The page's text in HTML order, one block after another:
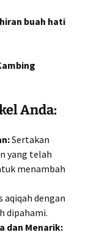
buah hati
Anda:
Sertakan
yang telah
menambah
aqiqah dengan
dipahami.
dan Menarik: